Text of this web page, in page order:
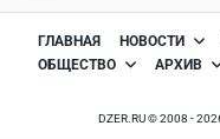
ГЛАВНАЯ НОВОСТИ
ОБЩЕСТВО
АРХИВ
DZER.RU © 2008 -